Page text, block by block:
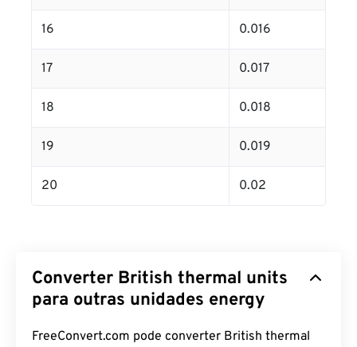
16 0.016
17 0.017
18 0.018
19 0.019
20 0.02
Converter British thermal units
para outras unidades energy
FreeConvert.com pode converter British thermal